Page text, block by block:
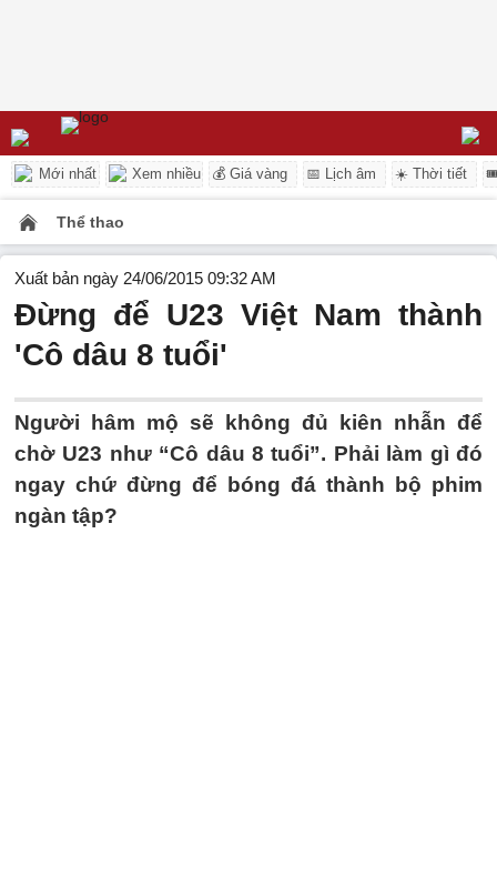
Mới nhất Xem nhiều 💰 Giá vàng 📅 Lịch âm ☀️ Thời tiết
Thể thao
Xuất bản ngày 24/06/2015 09:32 AM
Đừng để U23 Việt Nam thành
'Cô dâu 8 tuổi'
Người hâm mộ sẽ không đủ kiên nhẫn để
chờ U23 như “Cô dâu 8 tuổi”. Phải làm gì đó
ngay chứ đừng để bóng đá thành bộ phim
ngàn tập?